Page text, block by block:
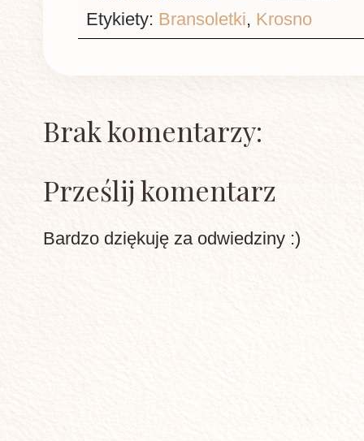
Etykiety: Bransoletki, Krosno
Brak komentarzy:
Prześlij komentarz
Bardzo dziękuję za odwiedziny :)